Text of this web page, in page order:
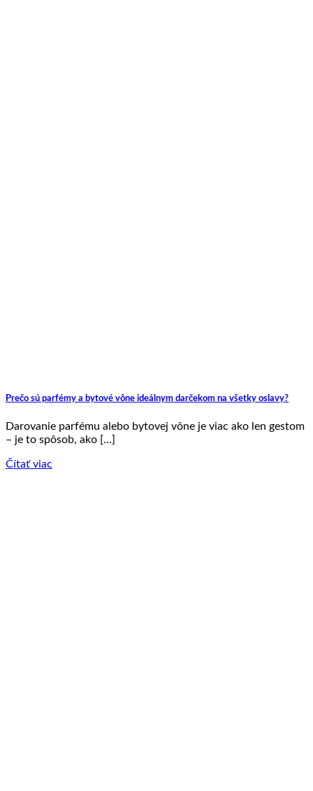
Prečo sú parfémy a bytové vône ideálnym darčekom na všetky oslavy?
Darovanie parfému alebo bytovej vône je viac ako len gestom
– je to spôsob, ako [...]
Čítať viac